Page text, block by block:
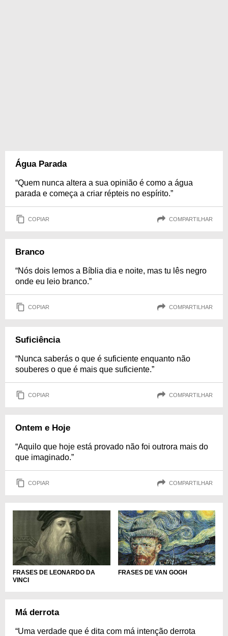
Água Parada
“Quem nunca altera a sua opinião é como a água
parada e começa a criar répteis no espírito.”
COPIAR COMPARTILHAR
Branco
“Nós dois lemos a Bíblia dia e noite, mas tu lês negro
onde eu leio branco.”
COPIAR COMPARTILHAR
Suficiência
“Nunca saberás o que é suficiente enquanto não
souberes o que é mais que suficiente.”
COPIAR COMPARTILHAR
Ontem e Hoje
“Aquilo que hoje está provado não foi outrora mais do
que imaginado.”
COPIAR COMPARTILHAR
FRASES DE LEONARDO DA
VINCI
FRASES DE VAN GOGH
Má derrota
“Uma verdade que é dita com má intenção derrota